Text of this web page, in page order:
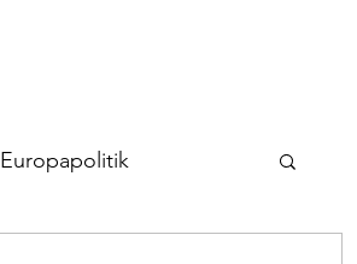
Europapolitik